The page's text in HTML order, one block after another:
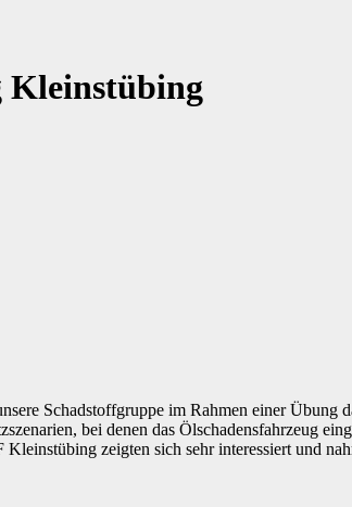
Kleinstübing
Schadstoffgruppe im Rahmen einer
bei denen das Ölschadensfahrzeug
zeigten sich sehr interessiert und